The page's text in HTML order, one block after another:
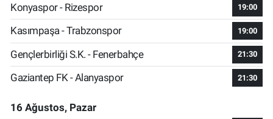
Konyaspor - Rizespor
19:00
Kasımpaşa - Trabzonspor 19:00
Gençlerbirliği S.K. - Fenerbahçe 21:30
Gaziantep FK - Alanyaspor 21:30
16 Ağustos, Pazar